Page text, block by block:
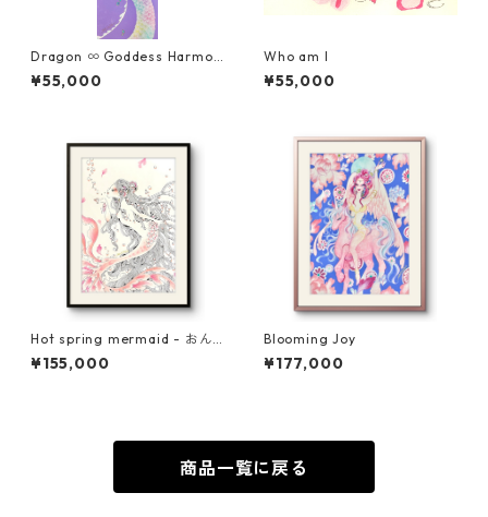
Dragon ∞ Goddess Harmon
y / GCLEE PRINT(高画質プリ
ント)
¥55,000
Who am I
¥55,000
Hot spring mermaid - おん
せんにんぎょ
¥155,000
Blooming Joy
¥177,000
商品一覧に戻る